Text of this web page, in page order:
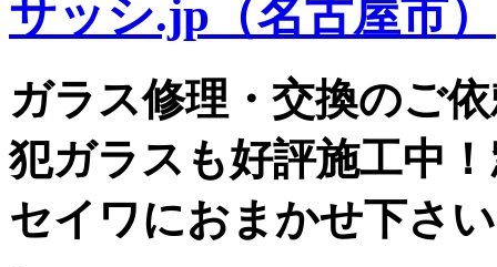
ガラス修理・交換のご
犯ガラスも好評施工中
セイワにおまかせ下さ